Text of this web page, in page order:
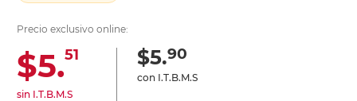
Precio exclusivo online:
$5.51
sin I.T.B.M.S
$5.90
con I.T.B.M.S